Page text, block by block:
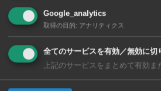
https://clean.ushio.com/jp/
s/
紫外線技術「Care222」に
Google_analytics
取得の目的: アナリティクス
全てのサービスを有効／無効に切
上記のサービスをまとめて有効ま